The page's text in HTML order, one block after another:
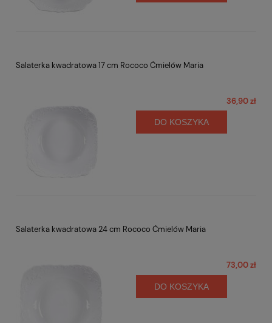
Salaterka kwadratowa 17 cm Rococo Ćmielów Maria
36,90 zł
DO KOSZYKA
Salaterka kwadratowa 24 cm Rococo Ćmielów Maria
73,00 zł
DO KOSZYKA